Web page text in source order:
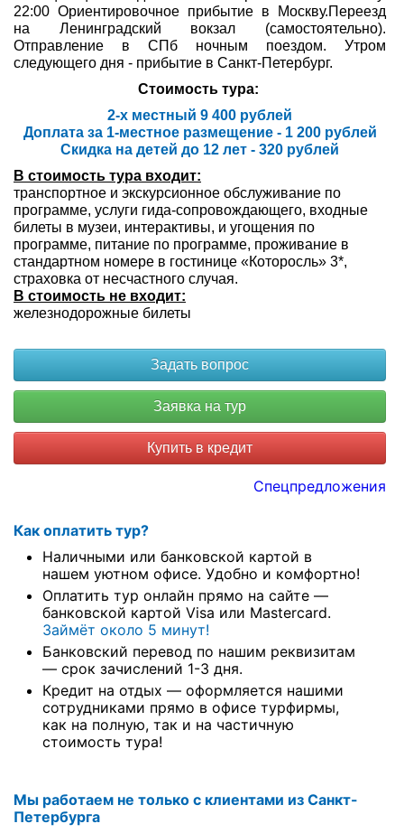
22:00 Ориентировочное прибытие в Москву.Переезд
на Ленинградский вокзал (самостоятельно).
Отправление в СПб ночным поездом. Утром
следующего дня - прибытие в Санкт-Петербург.
Стоимость тура:
2-х местный 9 400 рублей
Доплата за 1-местное размещение - 1 200 рублей
Скидка на детей до 12 лет - 320 рублей
В стоимость тура входит:
транспортное и экскурсионное обслуживание по
программе, услуги гида-сопровождающего, входные
билеты в музеи, интерактивы, и угощения по
программе, питание по программе, проживание в
стандартном номере в гостинице «Которосль» 3*,
страховка от несчастного случая.
В стоимость не входит:
железнодорожные билеты
Купить в кредит
Спецпредложения
Как оплатить тур?
Наличными или банковской картой в
нашем уютном офисе. Удобно и комфортно!
Оплатить тур онлайн прямо на сайте —
банковской картой Visa или Mastercard.
Займёт около 5 минут!
Банковский перевод по нашим реквизитам
— срок зачислений 1-3 дня.
Кредит на отдых — оформляется нашими
сотрудниками прямо в офисе турфирмы,
как на полную, так и на частичную
стоимость тура!
Мы работаем не только с клиентами из Санкт-
Петербурга